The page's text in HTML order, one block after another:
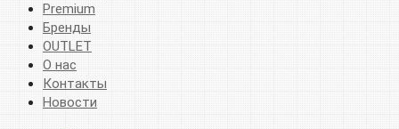
Premium
Бренды
OUTLET
О нас
Контакты
Новости